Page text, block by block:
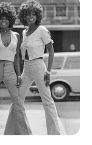
LGBTI
a dos jóvenes
LGBTI en
DE HOMICIDIO